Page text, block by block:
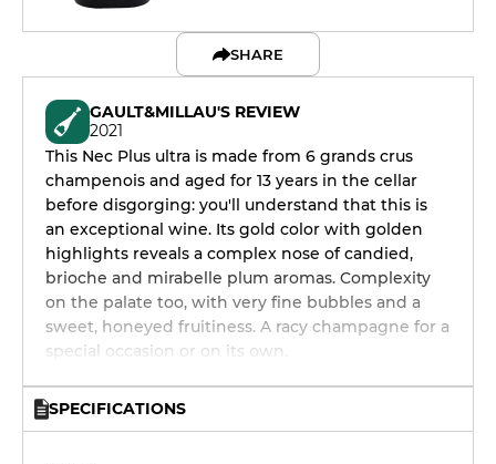
SHARE
GAULT&MILLAU'S REVIEW
2021
This Nec Plus ultra is made from 6 grands crus
champenois and aged for 13 years in the cellar
before disgorging: you'll understand that this is
an exceptional wine. Its gold color with golden
highlights reveals a complex nose of candied,
brioche and mirabelle plum aromas. Complexity
on the palate too, with very fine bubbles and a
sweet, honeyed fruitiness. A racy champagne for a
special occasion or on its own.
SPECIFICATIONS